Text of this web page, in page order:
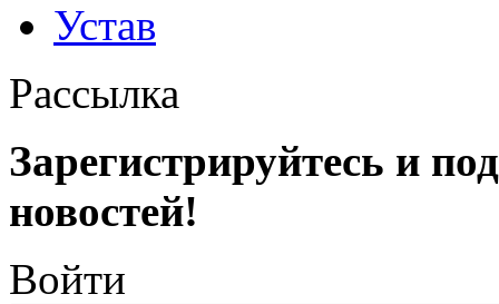
Устав
Рассылка
Зарегистрируйтесь и
новостей!
Войти